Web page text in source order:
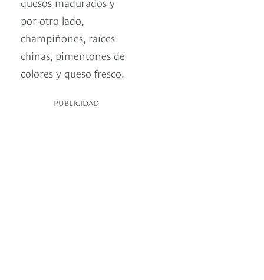
por otro lado,
champiñones, raíces
chinas, pimentones de
colores y queso fresco.
PUBLICIDAD